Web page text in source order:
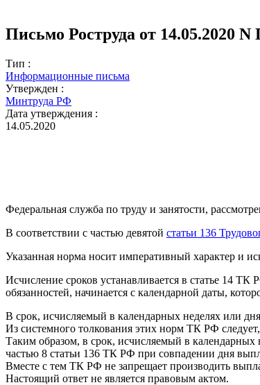
Письмо Роструда от 14.05.2020 N
Тип :
Информационные письма
Утвержден :
Минтруда РФ
Дата утверждения :
14.05.2020
Федеральная служба по труду и занятости,
В соответствии с частью девятой статьи 136
Указанная норма носит императивный характер и
Исчисление сроков устанавливается в статье 14
обязанностей, начинается с календарной даты,
В срок, исчисляемый в календарных неделях или
Из системного толкования этих норм ТК РФ
Таким образом, в срок, исчисляемый в календарных
частью 8 статьи 136 ТК РФ при совпадении дня
Вместе с тем ТК РФ не запрещает производить
Настоящий ответ не является правовым актом.